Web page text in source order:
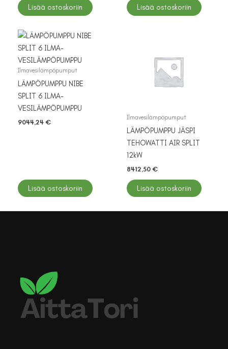
oli:
on:
8793,00 €.
Lisää ostoskoriin
oli:
on:
14349,00
Lisää ostoskoriin
Ilmavesilämpöpumput
LÄMPÖPUMPPU NIBE
SPLIT 6 ILMA-
VESILÄMPÖPUMPPU
9044,24 €
Lisää ostoskoriin
Ilmavesilämpöpumput
LÄMPÖPUMPPU JÄSPI
TEHOWATTI AIR SPLIT
12kW
8412,50 €
Lisää ostoskoriin